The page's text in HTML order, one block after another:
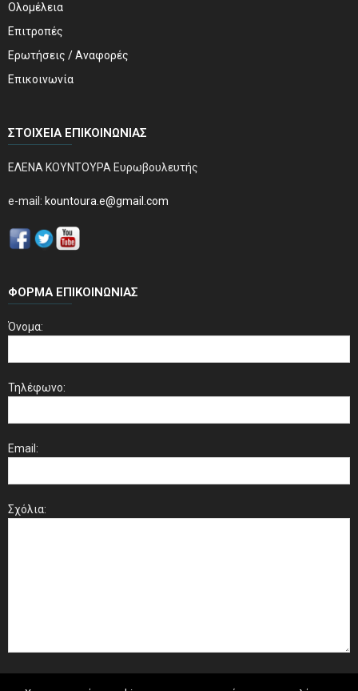
Ολομέλεια
Επιτροπές
Ερωτήσεις / Αναφορές
Επικοινωνία
ΣΤΟΙΧΕΊΑ ΕΠΙΚΟΙΝΩΝΊΑΣ
ΕΛΕΝΑ ΚΟΥΝΤΟΥΡΑ Ευρωβουλευτής
e-mail: kountoura.e@gmail.com
ΦΌΡΜΑ ΕΠΙΚΟΙΝΩΝΊΑΣ
Όνομα:
Τηλέφωνο:
Email:
Σχόλια: